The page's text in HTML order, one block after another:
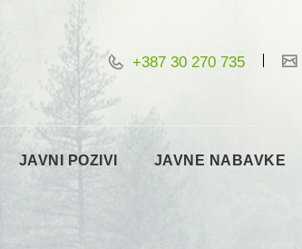
+387 30 270 735
JAVNI POZIVI JAVNE NABAVKE